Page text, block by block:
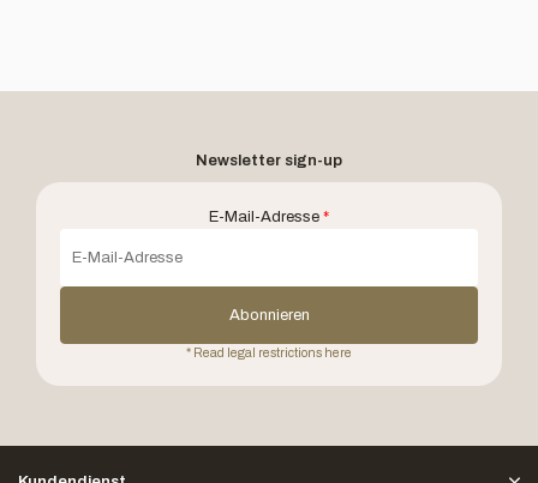
Newsletter sign-up
E-Mail-Adresse *
Abonnieren
* Read legal restrictions here